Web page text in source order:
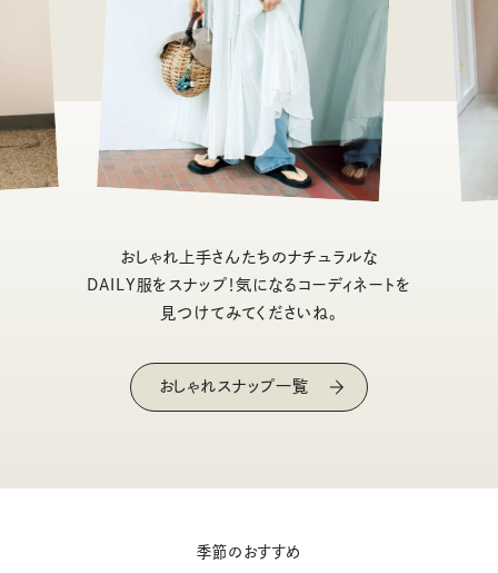
おしゃれ上手さんたちのナチュラルな
DAILY服をスナップ！気になるコーディネートを
見つけてみてくださいね。
おしゃれスナップ一覧
季節のおすすめ